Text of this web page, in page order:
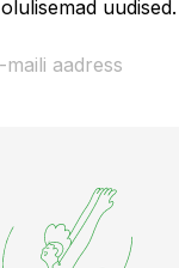
olulisemad uudised.